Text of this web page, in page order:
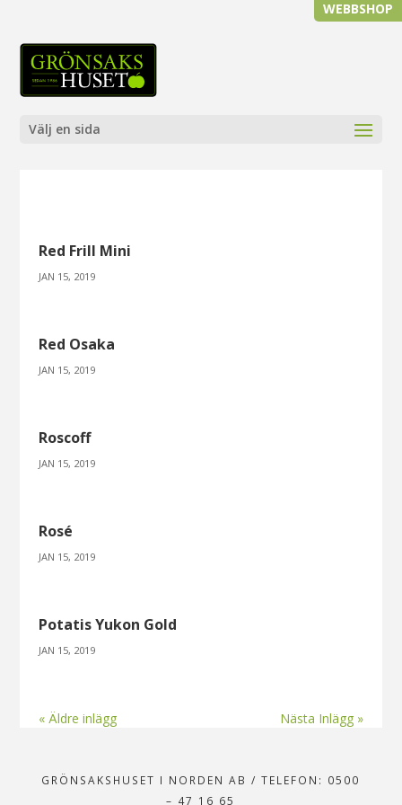
WEBBSHOP
Välj en sida
Red Frill Mini
JAN 15, 2019
Red Osaka
JAN 15, 2019
Roscoff
JAN 15, 2019
Rosé
JAN 15, 2019
Potatis Yukon Gold
JAN 15, 2019
« Äldre inlägg Nästa Inlägg »
GRÖNSAKSHUSET I NORDEN AB/ TELEFON: 0500
– 47 16 65